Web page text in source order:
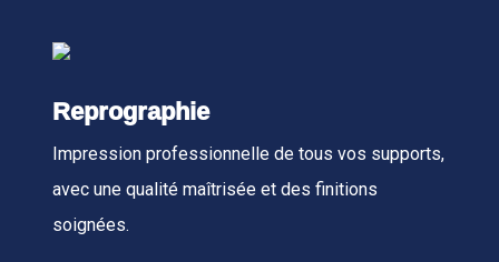
Reprographie
Impression professionnelle de tous vos supports,
avec une qualité maîtrisée et des finitions
soignées.